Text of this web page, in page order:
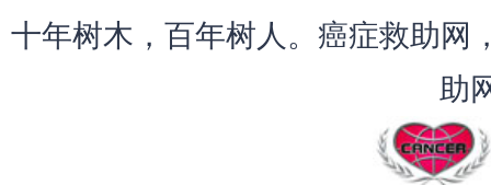
十年树木，百年树人。癌症救助网
助